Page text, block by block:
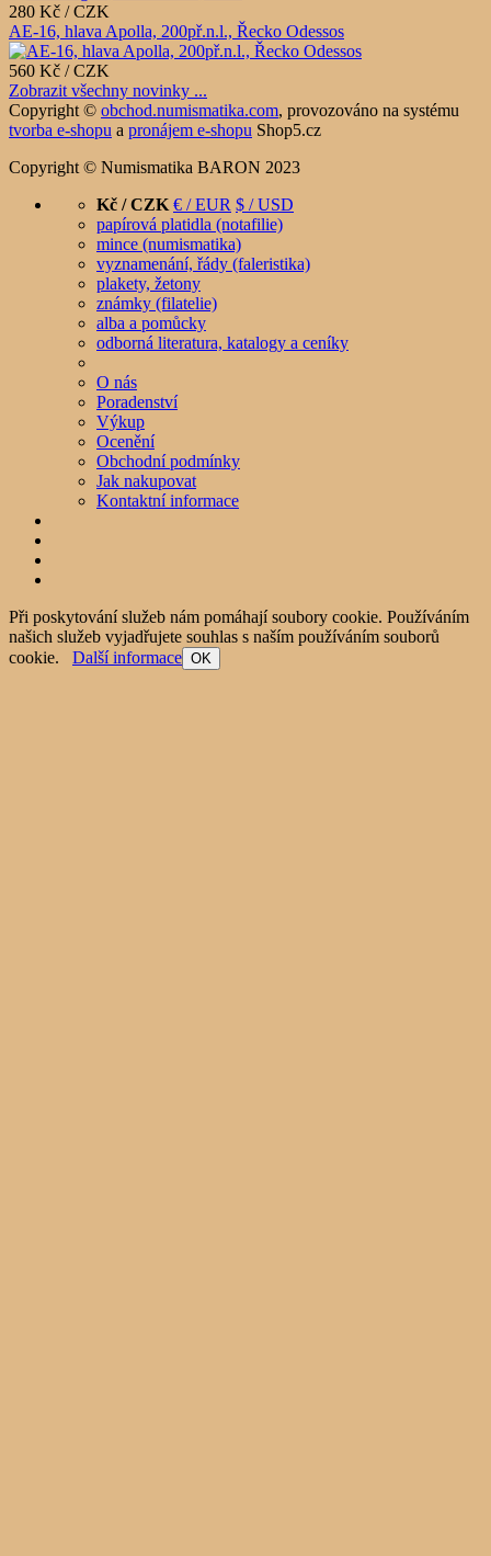
280 Kč / CZK
AE-16, hlava Apolla, 200př.n.l., Řecko Odessos
560 Kč / CZK
Zobrazit všechny novinky ...
Copyright © obchod.numismatika.com, provozováno na systému
tvorba e-shopu a pronájem e-shopu Shop5.cz
Copyright © Numismatika BARON 2023
Kč / CZK € / EUR $ / USD
papírová platidla (notafilie)
mince (numismatika)
vyznamenání, řády (faleristika)
plakety, žetony
známky (filatelie)
alba a pomůcky
odborná literatura, katalogy a ceníky
O nás
Poradenství
Výkup
Ocenění
Obchodní podmínky
Jak nakupovat
Kontaktní informace
Při poskytování služeb nám pomáhají soubory cookie. Používáním
našich služeb vyjadřujete souhlas s naším používáním souborů
cookie. Další informace